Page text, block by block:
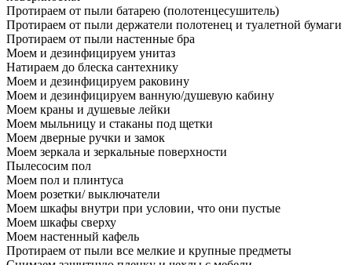
Протираем от пыли батарею (полотенцесушитель)
Протираем от пыли держатели полотенец и туалетной бумаги
Протираем от пыли настенные бра
Моем и дезинфицируем унитаз
Натираем до блеска сантехнику
Моем и дезинфицируем раковину
Моем и дезинфицируем ванную/душевую кабину
Моем краны и душевые лейки
Моем мыльницу и стаканы под щетки
Моем дверные ручки и замок
Моем зеркала и зеркальные поверхности
Пылесосим пол
Моем пол и плинтуса
Моем розетки/ выключатели
Моем шкафы внутри при условии, что они пустые
Моем шкафы сверху
Моем настенный кафель
Протираем от пыли все мелкие и крупные предметы